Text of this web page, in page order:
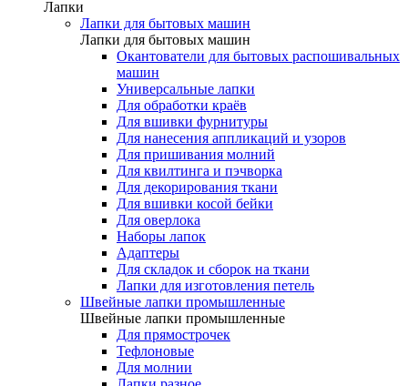
Лапки
Лапки для бытовых машин
Лапки для бытовых машин
Окантователи для бытовых распошивальных
машин
Универсальные лапки
Для обработки краёв
Для вшивки фурнитуры
Для нанесения аппликаций и узоров
Для пришивания молний
Для квилтинга и пэчворка
Для декорирования ткани
Для вшивки косой бейки
Для оверлока
Наборы лапок
Адаптеры
Для складок и сборок на ткани
Лапки для изготовления петель
Швейные лапки промышленные
Швейные лапки промышленные
Для прямострочек
Тефлоновые
Для молнии